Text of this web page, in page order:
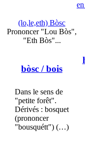
(lo,le,eth) Bòsc
Prononcer "Lou Bòs",
"Eth Bòs"...
bòsc / bois
Dans le sens de
"petite forêt".
Dérivés : bosquet
(prononcer
"bousquétt") (…)